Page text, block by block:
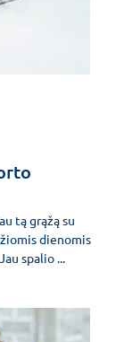
tą grąžą su
dienomis
spalio ...